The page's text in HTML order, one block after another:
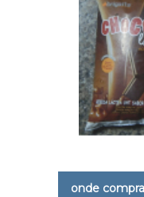
onde